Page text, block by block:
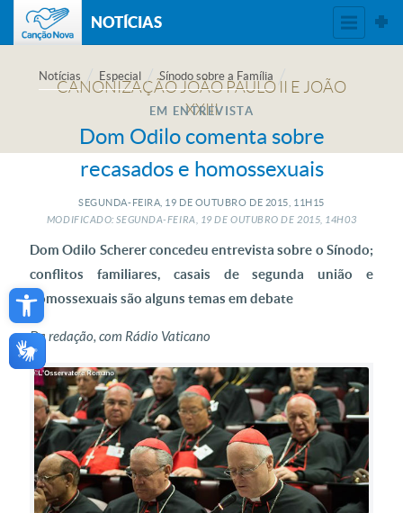
Open toolbar
NOTÍCIAS
Notícias Especial Sínodo sobre a Família
EM ENTREVISTA
Dom Odilo comenta sobre
recasados e homossexuais
SEGUNDA-FEIRA, 19 DE OUTUBRO DE 2015, 11H15
MODIFICADO: SEGUNDA-FEIRA, 19DEOUTUBRO DE2015, 14H03
Dom Odilo Scherer concedeu entrevista sobre o Sínodo;
conflitos familiares, casais de segunda união e
homossexuais são alguns temas em debate
Da redação, com Rádio Vaticano